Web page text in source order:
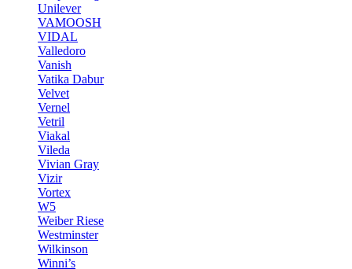
Unilever
VAMOOSH
VIDAL
Valledoro
Vanish
Vatika Dabur
Velvet
Vernel
Vetril
Viakal
Vileda
Vivian Gray
Vizir
Vortex
W5
Weiber Riese
Westminster
Wilkinson
Winni’s